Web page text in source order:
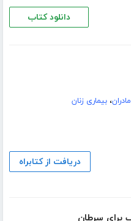
دانلود کتاب
،بیماری زنان
دریافت از کتابراه
برای سرطان